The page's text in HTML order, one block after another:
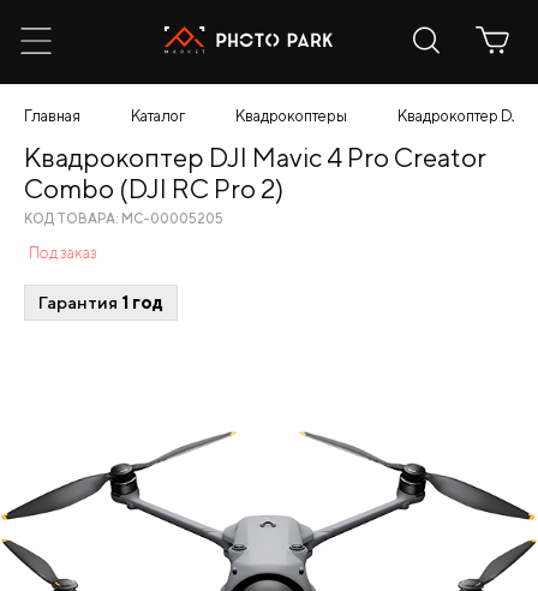
Главная Каталог Квадрокоптеры Квадрокоптер DJI
Квадрокоптер DJI Mavic 4 Pro Creator
Combo (DJI RC Pro 2)
КОД ТОВАРА: МС-00005205
Под заказ
Гарантия 1 год